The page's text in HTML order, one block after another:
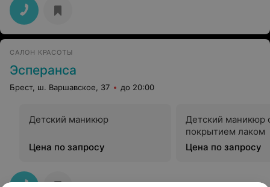
САЛОН КРАСОТЫ
Эсперанса
Брест, ш. Варшавское, 37 до 20:00
Детский маникюр
Цена по запросу
Детский маникюр
покрытием лаком
Цена по запросу